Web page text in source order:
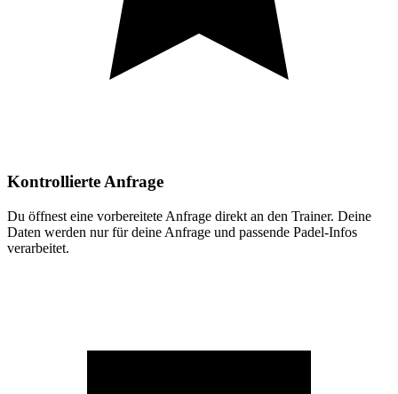
Kontrollierte Anfrage
Du öffnest eine vorbereitete Anfrage direkt an den Trainer. Deine
Daten werden nur für deine Anfrage und passende Padel-Infos
verarbeitet.